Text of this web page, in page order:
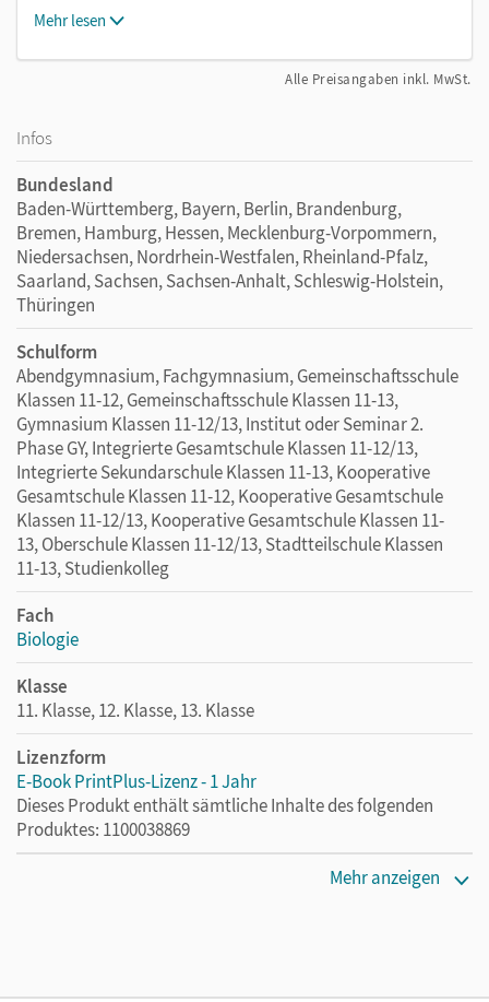
Mehr lesen
Alle Preisangaben inkl. MwSt.
Infos
Bundesland
Baden-Württemberg, Bayern, Berlin, Brandenburg,
Bremen, Hamburg, Hessen, Mecklenburg-Vorpommern,
Niedersachsen, Nordrhein-Westfalen, Rheinland-Pfalz,
Saarland, Sachsen, Sachsen-Anhalt, Schleswig-Holstein,
Thüringen
Schulform
Abendgymnasium, Fachgymnasium, Gemeinschaftsschule
Klassen 11-12, Gemeinschaftsschule Klassen 11-13,
Gymnasium Klassen 11-12/13, Institut oder Seminar 2.
Phase GY, Integrierte Gesamtschule Klassen 11-12/13,
Integrierte Sekundarschule Klassen 11-13, Kooperative
Gesamtschule Klassen 11-12, Kooperative Gesamtschule
Klassen 11-12/13, Kooperative Gesamtschule Klassen 11-
13, Oberschule Klassen 11-12/13, Stadtteilschule Klassen
11-13, Studienkolleg
Fach
Biologie
Klasse
11. Klasse, 12. Klasse, 13. Klasse
Lizenzform
E-Book PrintPlus-Lizenz - 1 Jahr
Dieses Produkt enthält sämtliche Inhalte des folgenden
Produktes: 1100038869
ein Jahr lang ergänzend zum Print-Titel nutzen möchten.
Mehr anzeigen